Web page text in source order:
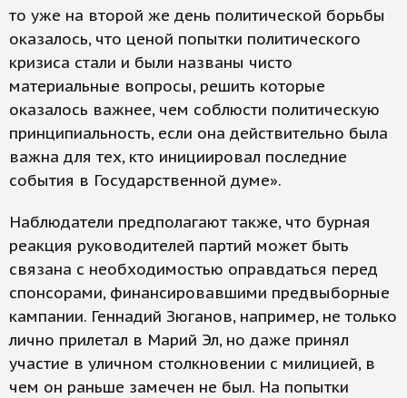
то уже на второй же день политической борьбы
оказалось, что ценой попытки политического
кризиса стали и были названы чисто
материальные вопросы, решить которые
оказалось важнее, чем соблюсти политическую
принципиальность, если она действительно была
важна для тех, кто инициировал последние
события в Государственной думе».
Наблюдатели предполагают также, что бурная
реакция руководителей партий может быть
связана с необходимостью оправдаться перед
спонсорами, финансировавшими предвыборные
кампании. Геннадий Зюганов, например, не только
лично прилетал в Марий Эл, но даже принял
участие в уличном столкновении с милицией, в
чем он раньше замечен не был. На попытки